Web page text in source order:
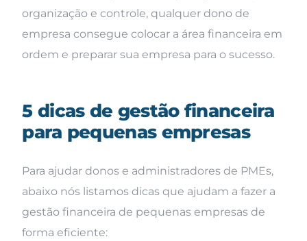
organização e controle, qualquer dono de
empresa consegue colocar a área financeira em
ordem e preparar sua empresa para o sucesso.
5 dicas de gestão financeira
para pequenas empresas
Para ajudar donos e administradores de PMEs,
abaixo nós listamos dicas que ajudam a fazer a
gestão financeira de pequenas empresas de
forma eficiente: